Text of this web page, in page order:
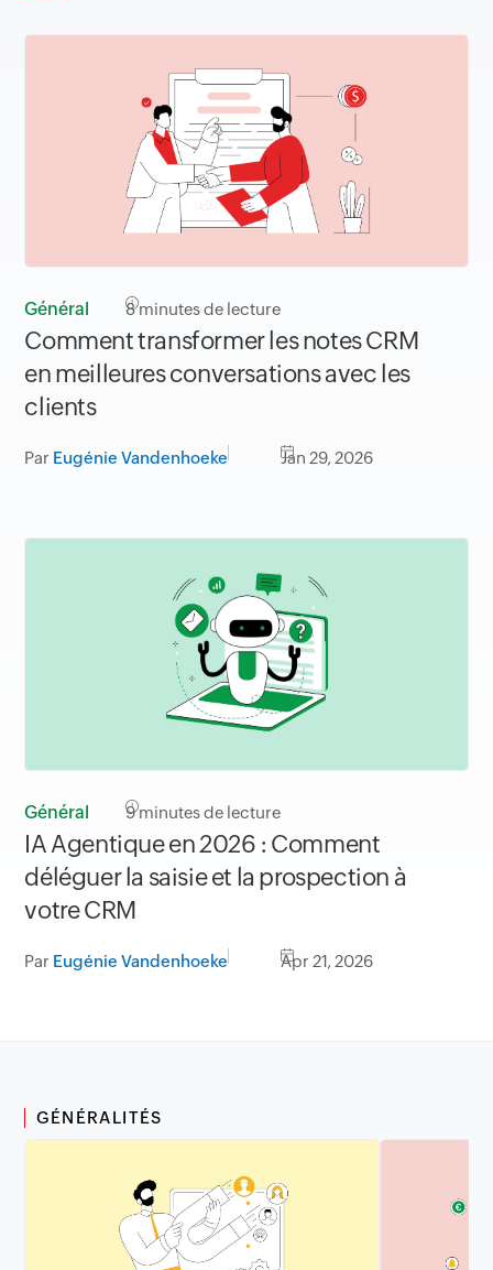
Général 8minutes de lecture
Comment transformer les notes CRM
en meilleures conversations avec les
clients
Par Eugénie Vandenhoeke Jan 29, 2026
Général 9minutes de lecture
IA Agentique en 2026 : Comment
déléguer la saisie et la prospection à
votre CRM
Par Eugénie Vandenhoeke Apr 21, 2026
GÉNÉRALITÉS